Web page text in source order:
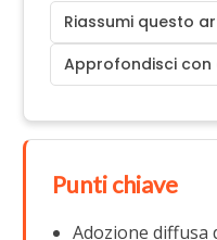
Riassumi questo
Approfondisci
Punti chiave
Adozione diffusa